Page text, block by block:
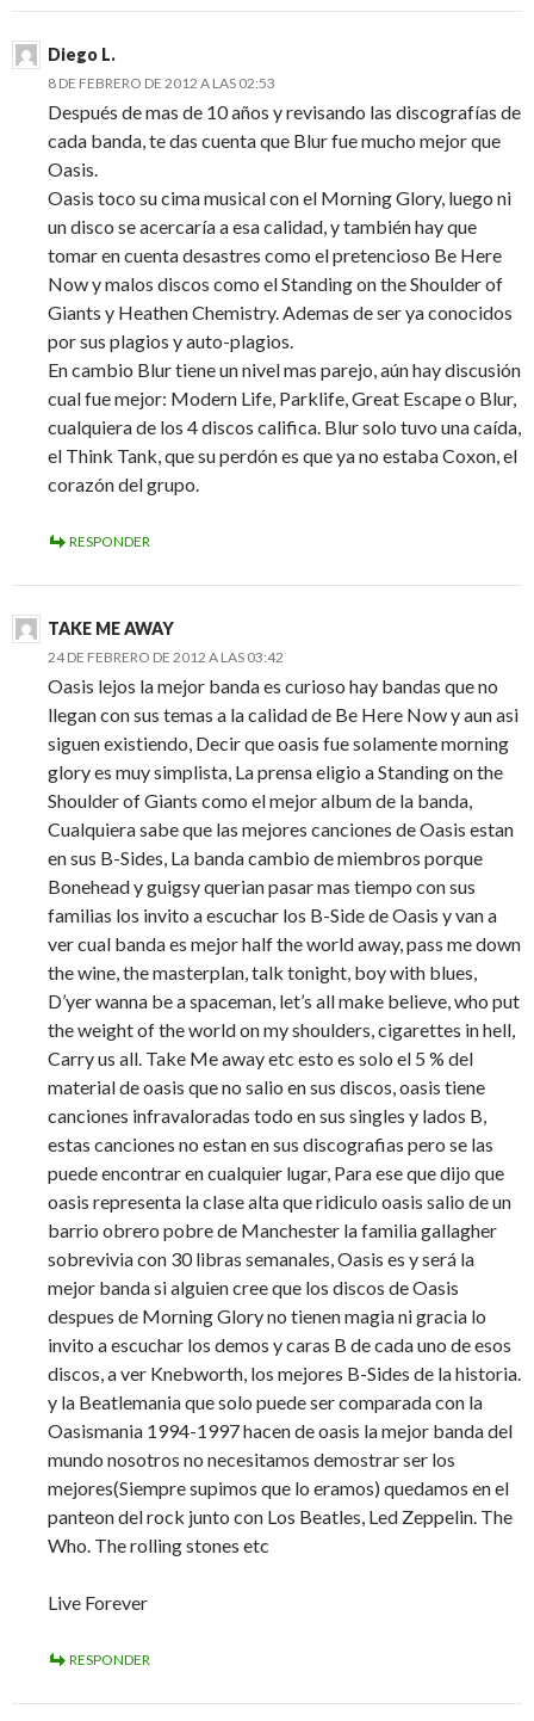
Diego L.
8 DE FEBRERO DE 2012 A LAS 02:53
Después de mas de 10 años y revisando las discografías de
cada banda, te das cuenta que Blur fue mucho mejor que
Oasis.
Oasis toco su cima musical con el Morning Glory, luego ni
un disco se acercaría a esa calidad, y también hay que
tomar en cuenta desastres como el pretencioso Be Here
Now y malos discos como el Standing on the Shoulder of
Giants y Heathen Chemistry. Ademas de ser ya conocidos
por sus plagios y auto-plagios.
En cambio Blur tiene un nivel mas parejo, aún hay discusión
cual fue mejor: Modern Life, Parklife, Great Escape o Blur,
cualquiera de los 4 discos califica. Blur solo tuvo una caída,
el Think Tank, que su perdón es que ya no estaba Coxon, el
corazón del grupo.
RESPONDER
TAKE ME AWAY
24 DE FEBRERO DE 2012 A LAS 03:42
Oasis lejos la mejor banda es curioso hay bandas que no
llegan con sus temas a la calidad de Be Here Now y aun asi
siguen existiendo, Decir que oasis fue solamente morning
glory es muy simplista, La prensa eligio a Standing on the
Shoulder of Giants como el mejor album de la banda,
Cualquiera sabe que las mejores canciones de Oasis estan
en sus B-Sides, La banda cambio de miembros porque
Bonehead y guigsy querian pasar mas tiempo con sus
familias los invito a escuchar los B-Side de Oasis y van a
ver cual banda es mejor half the world away, pass me down
the wine, the masterplan, talk tonight, boy with blues,
D’yer wanna be a spaceman, let’s all make believe, who put
the weight of the world on my shoulders, cigarettes in hell,
Carry us all. Take Me away etc esto es solo el 5 % del
material de oasis que no salio en sus discos, oasis tiene
canciones infravaloradas todo en sus singles y lados B,
estas canciones no estan en sus discografias pero se las
puede encontrar en cualquier lugar, Para ese que dijo que
oasis representa la clase alta que ridiculo oasis salio de un
barrio obrero pobre de Manchester la familia gallagher
sobrevivia con 30 libras semanales, Oasis es y será la
mejor banda si alguien cree que los discos de Oasis
despues de Morning Glory no tienen magia ni gracia lo
invito a escuchar los demos y caras B de cada uno de esos
discos, a ver Knebworth, los mejores B-Sides de la historia.
y la Beatlemania que solo puede ser comparada con la
Oasismania 1994-1997 hacen de oasis la mejor banda del
mundo nosotros no necesitamos demostrar ser los
mejores(Siempre supimos que lo eramos) quedamos en el
panteon del rock junto con Los Beatles, Led Zeppelin. The
Who. The rolling stones etc
Live Forever
RESPONDER